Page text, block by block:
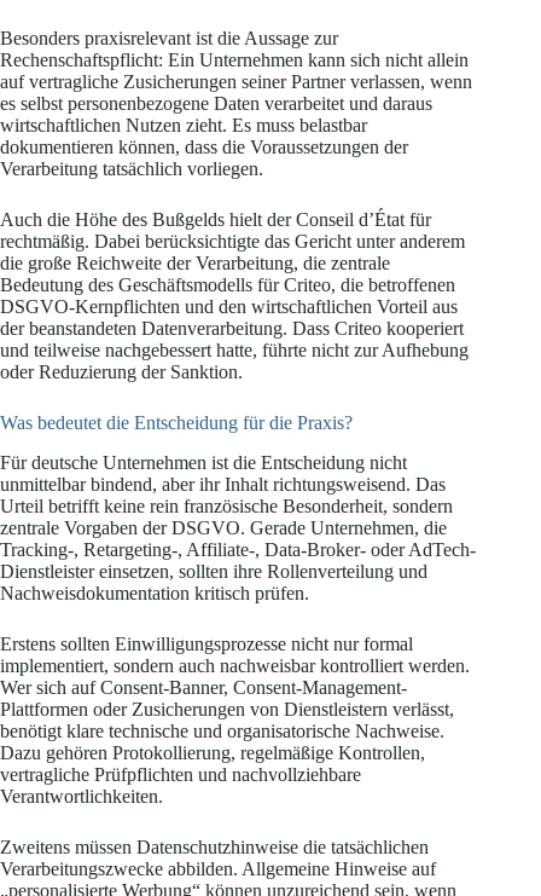
Besonders praxisrelevant ist die Aussage zur
Rechenschaftspflicht: Ein Unternehmen kann sich nicht allein
auf vertragliche Zusicherungen seiner Partner verlassen, wenn
es selbst personenbezogene Daten verarbeitet und daraus
wirtschaftlichen Nutzen zieht. Es muss belastbar
dokumentieren können, dass die Voraussetzungen der
Verarbeitung tatsächlich vorliegen.
Auch die Höhe des Bußgelds hielt der Conseil d’État für
rechtmäßig. Dabei berücksichtigte das Gericht unter anderem
die große Reichweite der Verarbeitung, die zentrale
Bedeutung des Geschäftsmodells für Criteo, die betroffenen
DSGVO-Kernpflichten und den wirtschaftlichen Vorteil aus
der beanstandeten Datenverarbeitung. Dass Criteo kooperiert
und teilweise nachgebessert hatte, führte nicht zur Aufhebung
oder Reduzierung der Sanktion.
Was bedeutet die Entscheidung für die Praxis?
Für deutsche Unternehmen ist die Entscheidung nicht
unmittelbar bindend, aber ihr Inhalt richtungsweisend. Das
Urteil betrifft keine rein französische Besonderheit, sondern
zentrale Vorgaben der DSGVO. Gerade Unternehmen, die
Tracking-, Retargeting-, Affiliate-, Data-Broker- oder AdTech-
Dienstleister einsetzen, sollten ihre Rollenverteilung und
Nachweisdokumentation kritisch prüfen.
Erstens sollten Einwilligungsprozesse nicht nur formal
implementiert, sondern auch nachweisbar kontrolliert werden.
Wer sich auf Consent-Banner, Consent-Management-
Plattformen oder Zusicherungen von Dienstleistern verlässt,
benötigt klare technische und organisatorische Nachweise.
Dazu gehören Protokollierung, regelmäßige Kontrollen,
vertragliche Prüfpflichten und nachvollziehbare
Verantwortlichkeiten.
Zweitens müssen Datenschutzhinweise die tatsächlichen
Verarbeitungszwecke abbilden. Allgemeine Hinweise auf
„personalisierte Werbung“ können unzureichend sein, wenn